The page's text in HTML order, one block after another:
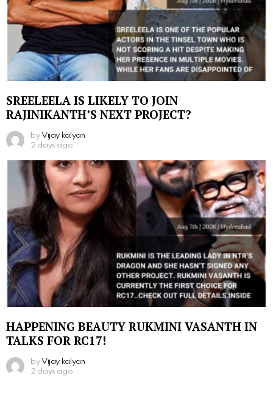
SREELEELA IS LIKELY TO JOIN
RAJINIKANTH’S NEXT PROJECT?
by Vijay kalyan
2 days ago
HAPPENING BEAUTY RUKMINI VASANTH IN
TALKS FOR RC17!
by Vijay kalyan
2 days ago